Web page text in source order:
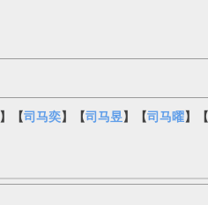
】【司马奕】【司马昱】【司马曜】【